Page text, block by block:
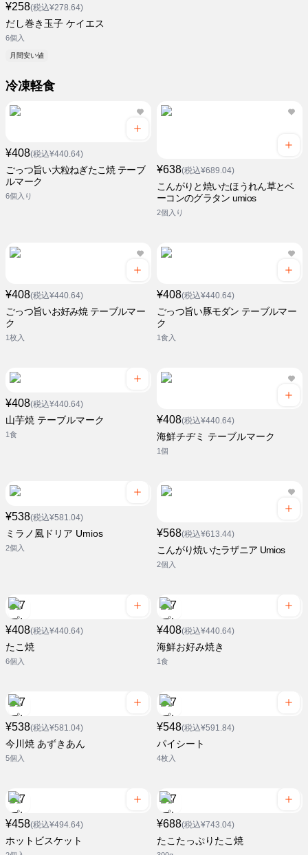
¥258(税込¥278.64)
だし巻き玉子 ケイエス
6個入
月間安い値
冷凍軽食
¥408(税込¥440.64)
ごっつ旨い大粒ねぎたこ焼 テーブ
ルマーク
6個入り
¥638(税込¥689.04)
こんがりと焼いたほうれん草とベ
ーコンのグラタン umios
2個入り
¥408(税込¥440.64)
ごっつ旨いお好み焼 テーブルマー
ク
1枚入
¥408(税込¥440.64)
ごっつ旨い豚モダン テーブルマー
ク
1食入
¥408(税込¥440.64)
山芋焼 テーブルマーク
1食
¥408(税込¥440.64)
海鮮チヂミ テーブルマーク
1個
¥538(税込¥581.04)
ミラノ風ドリア Umios
2個入
¥568(税込¥613.44)
こんがり焼いたラザニア Umios
2個入
¥408(税込¥440.64)
たこ焼
6個入
¥408(税込¥440.64)
海鮮お好み焼き
1食
¥538(税込¥581.04)
今川焼 あずきあん
5個入
¥548(税込¥591.84)
パイシート
4枚入
¥458(税込¥494.64)
ホットビスケット
¥688(税込¥743.04)
たこたっぷりたこ焼